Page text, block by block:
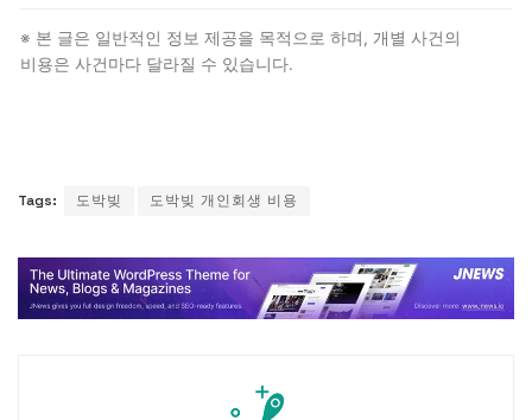
채무가 정상 사유라면 정상 면책 사례가 많이 있습니다.
변호사 상담이 필수입니다.
※ 본 글은 일반적인 정보 제공을 목적으로 하며, 개별 사건의
비용은 사건마다 달라질 수 있습니다.
Tags: 도박빚 도박빚 개인회생 비용